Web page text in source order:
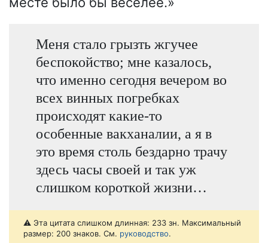
Меня стало грызть жгучее
беспокойство; мне казалось,
что именно сегодня вечером во
всех винных погребках
происходят какие-то
особенные вакханалии, а я в
это время столь бездарно трачу
здесь часы своей и так уж
слишком короткой жизни…
⚠️ Эта цитата слишком длинная: 233 зн. Максимальный
размер: 200 знаков. См. руководство.